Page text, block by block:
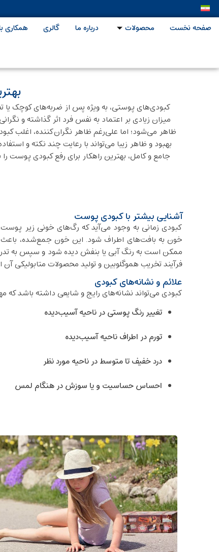
صفحه نخست محصولات درباره ما گالری همکاری
کبودی‌های پوستی، به‌ ویژه پس از ضربه‌های کوچک یا
میزان زیادی بر اعتماد به نفس فرد اثر گذاشته و
ظاهر می‌شود؛ اما علی‌رغم ظاهر نگران‌کننده، اغلب
بهبود و ظاهر زیبا می‌تواند با رعایت چند نکته و
جامع و کامل، بهترین راهکار برای رفع کبودی پوست را
آشنایی بیشتر با کبودی پوست
کبودی زمانی به‌ وجود می‌آید که رگ‌های خونی زیر
خون به بافت‌های اطراف ‌شود. این خون جمع‌شده، باعث
ممکن است به رنگ آبی یا بنفش دیده شود و سپس به
فرآیند تخریب هموگلوبین و تولید محصولات متابولیکی
علائم و نشانه‌های کبودی
کبودی می‌تواند نشانه‌های رایج و شایعی داشته باشد که
تغییر رنگ پوستی در ناحیه آسیب‌دیده
تورم در اطراف ناحیه آسیب‌دیده
درد خفیف تا متوسط در ناحیه مورد نظر
احساس حساسیت و یا سوزش در هنگام لمس